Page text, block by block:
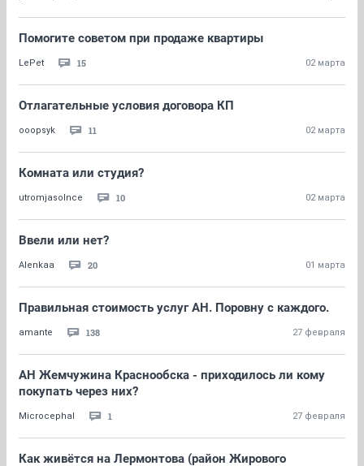
Помогите советом при продаже квартиры
LePet 15 02 марта
Отлагательные условия договора КП
ooopsyk 11 02 марта
Комната или студия?
utromjasolnce 10 02 марта
Ввели или нет?
Alenkaa 20 01 марта
Правильная стоимость услуг АН. Поровну с каждого.
amante 138 27 февраля
АН Жемчужина Краснообска - приходилось ли кому
покупать через них?
Microcephal 1 27 февраля
Как живётся на Лермонтова (район Жирового